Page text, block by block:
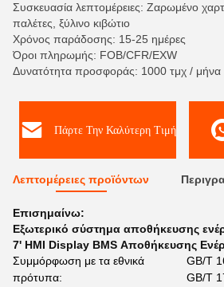
Συσκευασία λεπτομέρειες: Ζαρωμένο
παλέτες, ξύλινο κιβώτιο
Χρόνος παράδοσης: 15-25 ημέρες
Όροι πληρωμής: FOB/CFR/EXW
Δυνατότητα προσφοράς: 1000 τμχ / μήνα
Πάρτε Την Καλύτερη Τιμή
Λεπτομέρειες προϊόντων
Επισημαίνω:
Εξωτερικό σύστημα αποθήκευσης
7' HMI Display BMS Αποθήκευσης
Συμμόρφωση με τα εθνικά
πρότυπα:
GB/T
GB/T